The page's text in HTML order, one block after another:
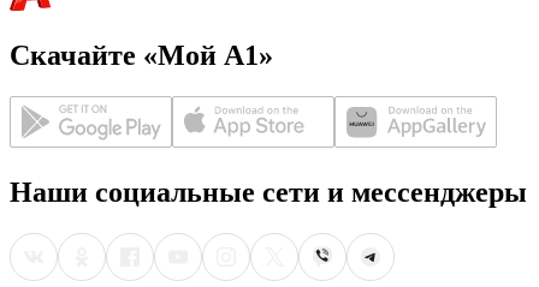
Скачайте «Мой А1»
Наши социальные сети и мессенджеры